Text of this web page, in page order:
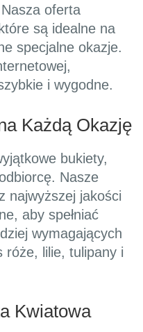
oferta
są idealne na
specjalne okazje.
i wygodne.
Każdą Okazję
bukiety,
Nasze
najwyższej jakości
aby spełniać
wymagających
róże, lilie, tulipany i
Kwiatowa